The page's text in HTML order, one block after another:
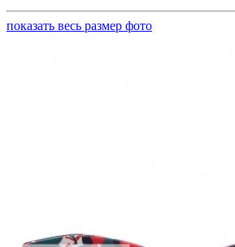
показать весь размер фото